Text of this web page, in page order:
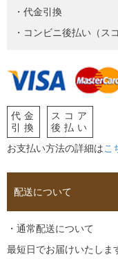
・代金引換
・コンビニ後払い（ス
代金
引換
スコア
後払い
お支払い方法の詳細はこ
配送について
・通常配送について
最短日でお届けいたしま